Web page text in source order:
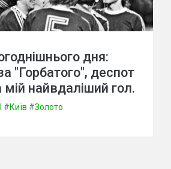
дня:
"Горбатого", деспот
найвдаліший гол.
#Київ #Золото